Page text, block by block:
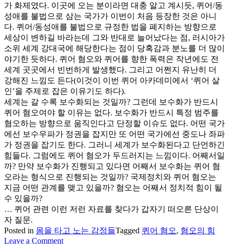
가 화제였다. 이곳에 오는 분이라면 대충 알고 계시듯, 퀴어/동
성애를 불법으로 삼는 국가가 이번이 처음 등장한 것은 아니
다. 퀴어/동성애를 불법으로 규정한 법을 폐지하는 방향으로
세상이 변하길 바라는데 그와 반대로 늘어났다는 점, 러시아가
소위 세계 강대국에 해당한다는 점이 당혹감과 분노를 더 많이
야기한 듯하다. 퀴어 혐오와 퀴어를 향한 폭력은 작년에도 전
세계 곳곳에서 빈번하게 발생했다. 그리고 어쩐지 유난히 더
강해진 느낌도 든다(이것이 이번 퀴어 아카데미에서 ‘퀴어 살
인’을 주제로 잡은 이유기도 하다).
세계는 갈 수록 보수화되는 것일까? 그런데 보수화가 반드시
퀴어 혐오여야 할 이유는 없다. 보수화가 반드시 특정 범주를
혐오하는 방향으로 움직인다고 단정할 이슈도 없다. 어떤 국가
에선 보수우파가 정권을 잡지만 또 어떤 국가에선 중도나 좌파
가 정권을 잡기도 한다. 그러니 세계가 보수화된다고 단언하긴
힘들다. 그럼에도 퀴어 혐오가 두드러지는 느낌이다. 어째서일
까? 만약 보수화가 진행되고 있다면 어째서 보수화는 퀴어 혐
오라는 형식으로 진행되는 것일까? 국제정치와 퀴어 혐오는
지금 어떤 관계를 맺고 있을까? 혐오는 어째서 정치적 힘이 될
수 있을까?
… 퀴어 관련 이런 저런 자료를 찾다가 갑자기 떠오른 단상이
자 질문.
Posted in 몸을 타고 노는 감정들Tagged 퀴어 혐오, 혐오의 힘
Leave a Commenton